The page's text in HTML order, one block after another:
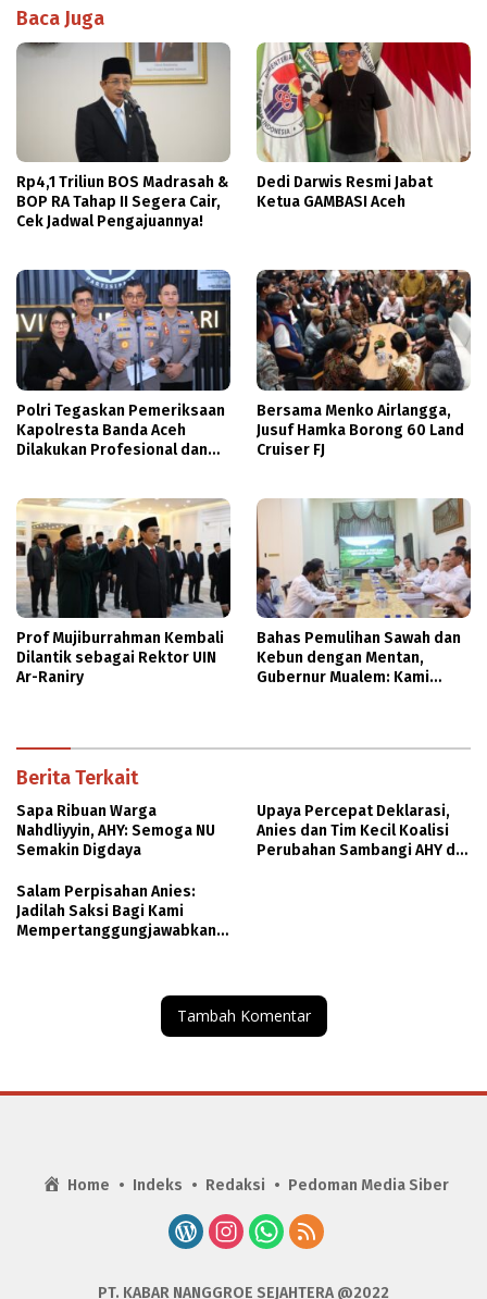
Baca Juga
Rp4,1 Triliun BOS Madrasah &
BOP RA Tahap II Segera Cair,
Cek Jadwal Pengajuannya!
Dedi Darwis Resmi Jabat
Ketua GAMBASI Aceh
Polri Tegaskan Pemeriksaan
Kapolresta Banda Aceh
Dilakukan Profesional dan
Bersama Menko Airlangga,
Jusuf Hamka Borong 60 Land
Cruiser FJ
Prof Mujiburrahman Kembali
Dilantik sebagai Rektor UIN
Ar-Raniry
Bahas Pemulihan Sawah dan
Kebun dengan Mentan,
Gubernur Mualem: Kami
Berita Terkait
Sapa Ribuan Warga
Nahdliyyin, AHY: Semoga NU
Semakin Digdaya
Upaya Percepat Deklarasi,
Anies dan Tim Kecil Koalisi
Perubahan Sambangi AHY di
Salam Perpisahan Anies:
Jadilah Saksi Bagi Kami
Mempertanggungjawabkan
Tambah Komentar
Home Indeks Redaksi Pedoman Media Siber
PT. KABAR NANGGROE SEJAHTERA @2022